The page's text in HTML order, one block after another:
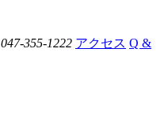
047-355-1222 アクセス Q &